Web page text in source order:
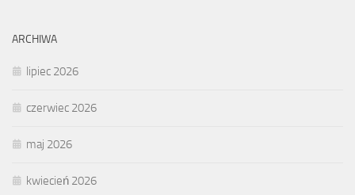
ARCHIWA
lipiec 2026
czerwiec 2026
maj 2026
kwiecień 2026